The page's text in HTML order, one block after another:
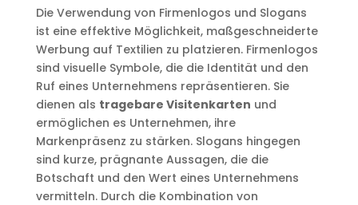
Die Verwendung von Firmenlogos und Slogans
ist eine effektive Möglichkeit, maßgeschneiderte
Werbung auf Textilien zu platzieren. Firmenlogos
sind visuelle Symbole, die die Identität und den
Ruf eines Unternehmens repräsentieren. Sie
dienen als tragebare Visitenkarten und
ermöglichen es Unternehmen, ihre
Markenpräsenz zu stärken. Slogans hingegen
sind kurze, prägnante Aussagen, die die
Botschaft und den Wert eines Unternehmens
vermitteln. Durch die Kombination von